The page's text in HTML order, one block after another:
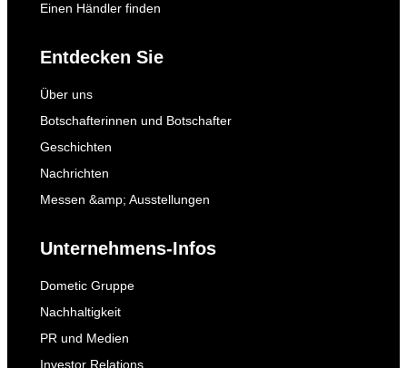
Einen Händler finden
Entdecken Sie
Über uns
Botschafterinnen und Botschafter
Geschichten
Nachrichten
Messen &amp; Ausstellungen
Unternehmens-Infos
Dometic Gruppe
Nachhaltigkeit
PR und Medien
Investor Relations